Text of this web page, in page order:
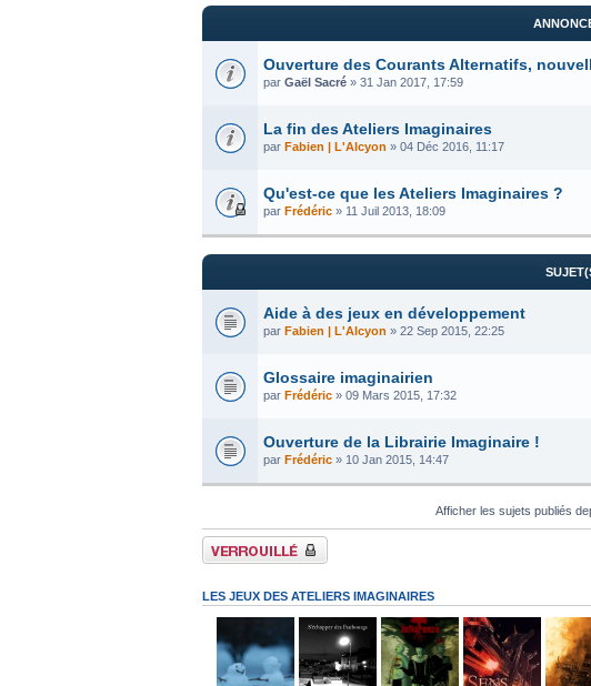
Ouverture des Courants Alternatifs,
par Gaël Sacré » 31 Jan 2017, 17:59
La fin des Ateliers Imaginaires
par Fabien | L'Alcyon » 04 Déc 2016, 11:17
Qu'est-ce que les Ateliers Imaginaires ?
par Frédéric » 11 Juil 2013, 18:09
Aide à des jeux en développement
par Fabien | L'Alcyon » 22 Sep 2015, 22:25
Glossaire imaginairien
par Frédéric » 09 Mars 2015, 17:32
Ouverture de la Librairie Imaginaire !
par Frédéric » 10 Jan 2015, 14:47
Afficher les sujets publiés
Forum verrouillé
LES JEUX DES ATELIERS IMAGINAIRES